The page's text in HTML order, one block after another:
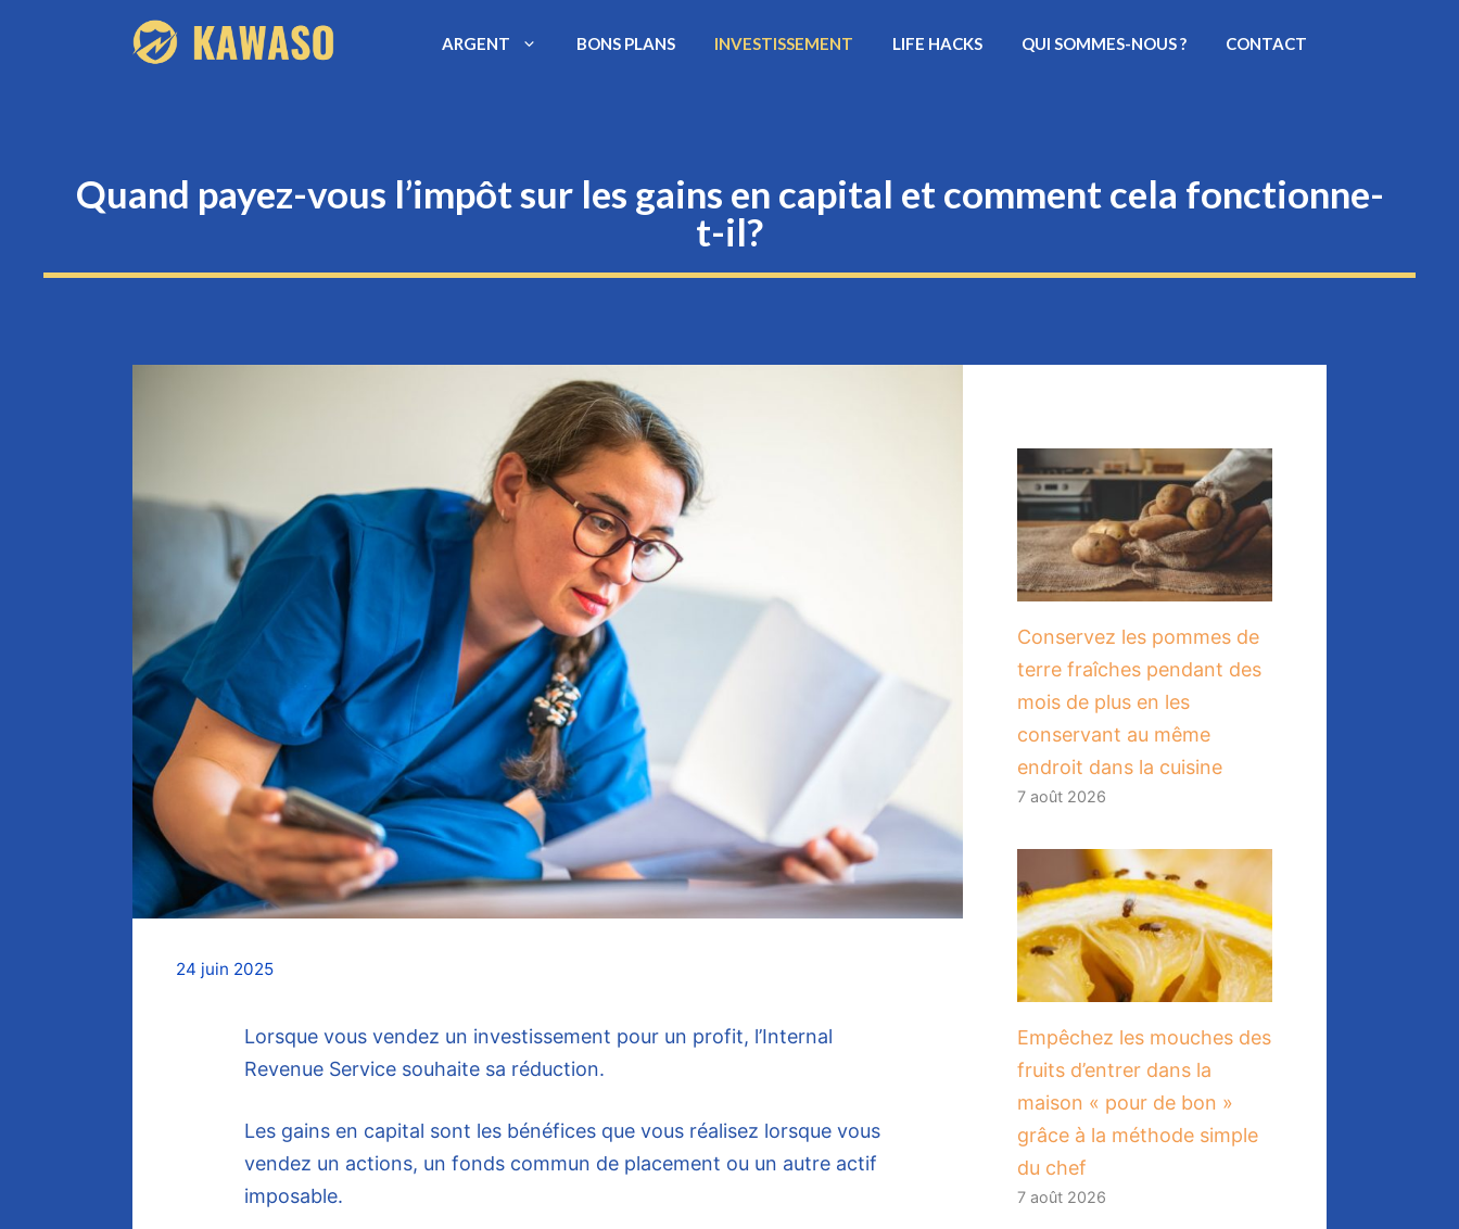
ARGENT BONS PLANS INVESTISSEMENT LIFE HACKS QUI SOMMES-NOUS ? CONTACT
Quand payez-vous l’impôt sur les gains en capital et comment cela fonctionne-
t-il?
24 juin 2025
Lorsque vous vendez un investissement pour un profit, l’Internal
Revenue Service souhaite sa réduction.
Les gains en capital sont les bénéfices que vous réalisez lorsque vous
vendez un actions, un fonds commun de placement ou un autre actif
imposable.
Conservez les pommes de
terre fraîches pendant des
mois de plus en les
conservant au même
endroit dans la cuisine
7 août 2026
​Empêchez les mouches des
fruits d’entrer dans la
maison « pour de bon »
grâce à la méthode simple
du chef
7 août 2026